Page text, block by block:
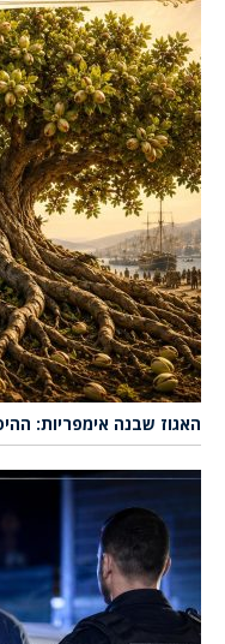
האגוז שבנה אימפריות: